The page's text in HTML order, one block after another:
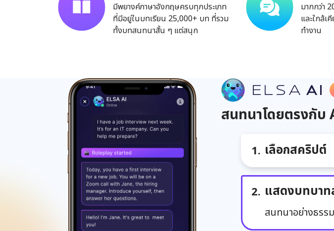
มีพยางค์ภาษาอังกฤษครบทุกประเภท
ที่มีอยู่ในบทเรียน 25,000+ บท ที่รวม
ทั้งบทสนทนาสั้น ๆ แต่สนุก
มากกว่า
และใกล้เ
ทำงาน
สนทนาโดยตรงกับ
เลือกสคริปต์
แสดงบทบา
สนทนาอย่างธรร